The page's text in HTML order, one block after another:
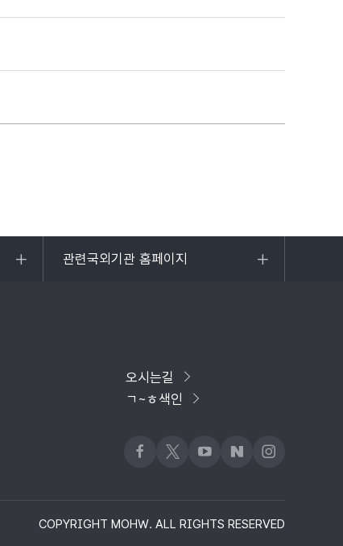
관련국외기관 홈페이지
목록
오시는길
ㄱ~ㅎ색인
페이스북
x 유튜브네이버블로그
인스타그램
COPYRIGHT MOHW. ALL RIGHTS RESERVED